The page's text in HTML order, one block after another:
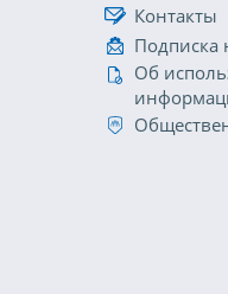
Контакты
Подписка
Об